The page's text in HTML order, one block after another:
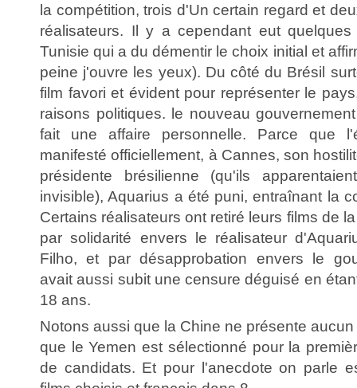
la compétition, trois d'Un certain regard et
réalisateurs. Il y a cependant eut
Tunisie qui a du démentir le choix initial et
peine j'ouvre les yeux). Du côté du Brésil
film favori et évident pour représenter le
raisons politiques. le nouveau
fait une affaire personnelle. Parce que
manifesté officiellement, à Cannes, son
présidente brésilienne (qu'ils
invisible), Aquarius a été puni, entraînant la
Certains réalisateurs ont retiré leurs films de
par solidarité envers le réalisateur
Filho, et par désapprobation envers le
avait aussi subit une censure déguisé en
18 ans.
Notons aussi que la Chine ne présente
que le Yemen est sélectionné pour la
de candidats. Et pour l'anecdote on parle